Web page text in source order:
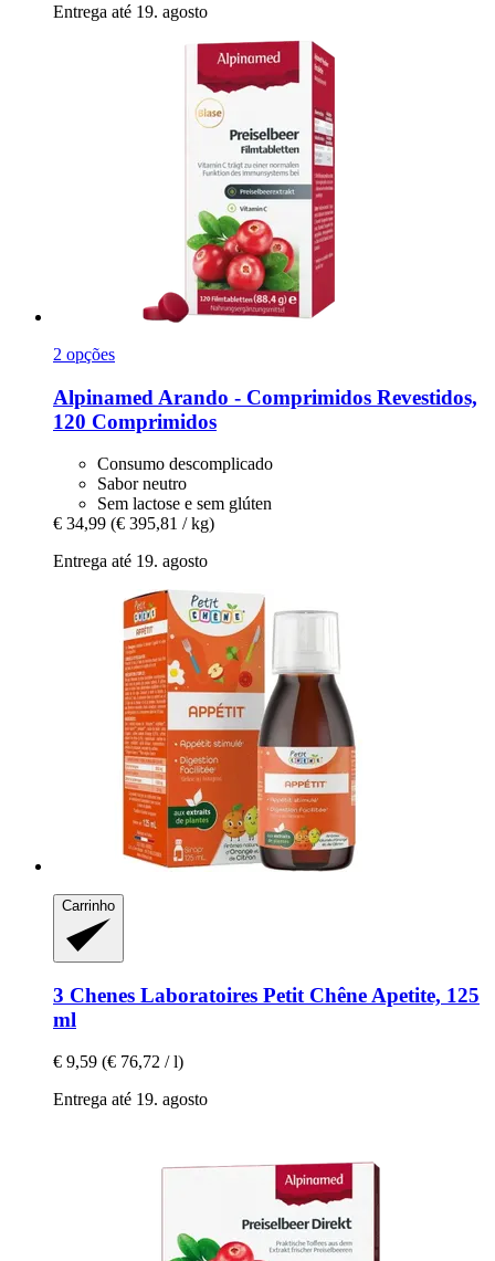
Entrega até 19. agosto
2 opções
Alpinamed Arando -​ Comprimidos Revestidos,
120 Comprimidos
Consumo descomplicado
Sabor neutro
Sem lactose e sem glúten
€ 34,99 (€ 395,81 / kg)
Entrega até 19. agosto
Carrinho
3 Chenes Laboratoires Petit Chêne Apetite, 125
ml
€ 9,59 (€ 76,72 / l)
Entrega até 19. agosto